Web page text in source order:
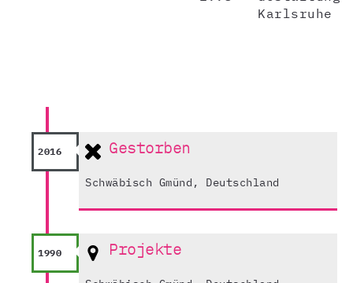
Karlsruhe
2016 Gestorben
Schwäbisch Gmünd, Deutschland
1990 Projekte